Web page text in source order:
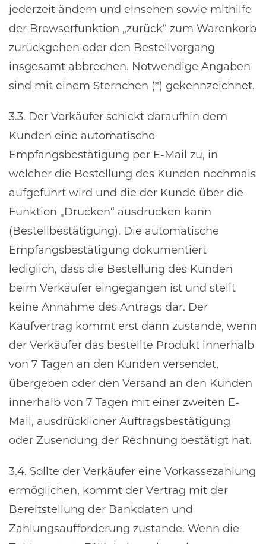
jederzeit ändern und einsehen sowie mithilfe
der Browserfunktion „zurück“ zum Warenkorb
zurückgehen oder den Bestellvorgang
insgesamt abbrechen. Notwendige Angaben
sind mit einem Sternchen (*) gekennzeichnet.
3.3. Der Verkäufer schickt daraufhin dem
Kunden eine automatische
Empfangsbestätigung per E-Mail zu, in
welcher die Bestellung des Kunden nochmals
aufgeführt wird und die der Kunde über die
Funktion „Drucken“ ausdrucken kann
(Bestellbestätigung). Die automatische
Empfangsbestätigung dokumentiert
lediglich, dass die Bestellung des Kunden
beim Verkäufer eingegangen ist und stellt
keine Annahme des Antrags dar. Der
Kaufvertrag kommt erst dann zustande, wenn
der Verkäufer das bestellte Produkt innerhalb
von 7 Tagen an den Kunden versendet,
übergeben oder den Versand an den Kunden
innerhalb von 7 Tagen mit einer zweiten E-
Mail, ausdrücklicher Auftragsbestätigung
oder Zusendung der Rechnung bestätigt hat.
3.4. Sollte der Verkäufer eine Vorkassezahlung
ermöglichen, kommt der Vertrag mit der
Bereitstellung der Bankdaten und
Zahlungsaufforderung zustande. Wenn die